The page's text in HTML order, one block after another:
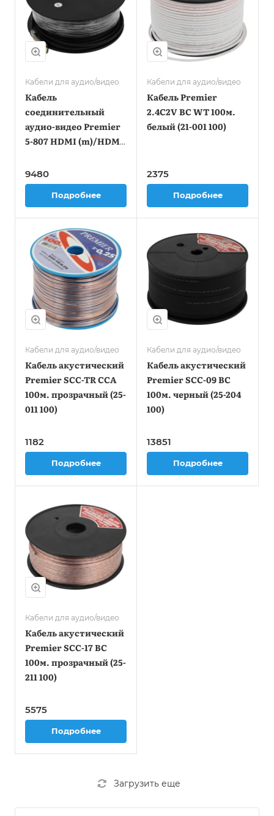
Кабели для аудио/видео
Кабель
соединительный
аудио-видео Premier
5-807 HDMI (m)/HDMI
807 50.0)
9480
Подробнее
Кабели для аудио/видео
Кабель Premier
2.4C2V BC WT 100м.
белый (21-001 100)
2375
Подробнее
Кабели для аудио/видео
Кабель акустический
Premier SCC-TR CCA
100м. прозрачный (25-
011 100)
1182
Подробнее
Кабели для аудио/видео
Кабель акустический
Premier SCC-09 BC
100м. черный (25-204
100)
13851
Подробнее
Кабели для аудио/видео
Кабель акустический
Premier SCC-17 BC
100м. прозрачный (25-
211 100)
5575
Подробнее
Загрузить еще